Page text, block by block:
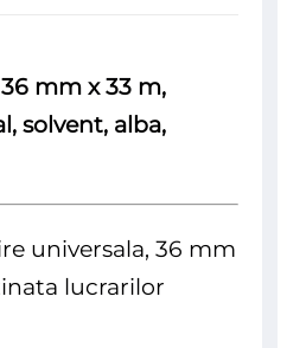
mm x 33 m,
solvent, alba,
universala, 36 mm
lucrarilor